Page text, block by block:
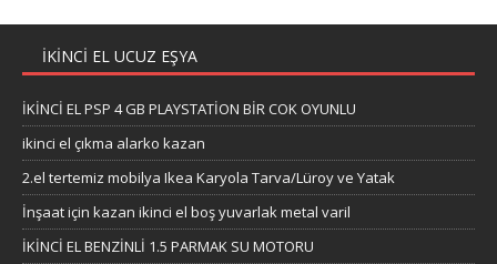
İKİNCİ EL UCUZ EŞYA
İKİNCİ EL PSP 4 GB PLAYSTATİON BİR COK OYUNLU
ikinci el çıkma alarko kazan
2.el tertemiz mobilya Ikea Karyola Tarva/Lüroy ve Yatak
İnşaat için kazan ikinci el boş yuvarlak metal varil
İKİNCİ EL BENZİNLİ 1.5 PARMAK SU MOTORU